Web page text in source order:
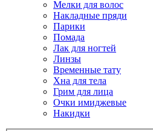
Мелки для волос
Накладные пряди
Парики
Помада
Лак для ногтей
Линзы
Временные тату
Хна для тела
Грим для лица
Очки имиджевые
Накидки